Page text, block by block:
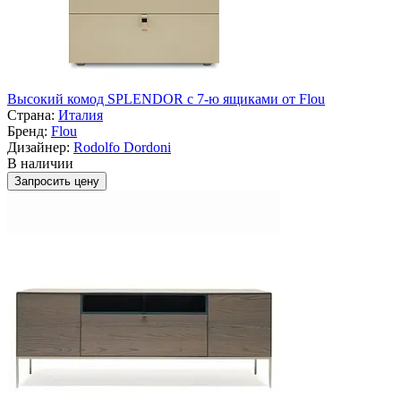
Высокий комод SPLENDOR с 7-ю ящиками от Flou
Страна: Италия
Бренд: Flou
Дизайнер: Rodolfo Dordoni
В наличии
Запросить цену